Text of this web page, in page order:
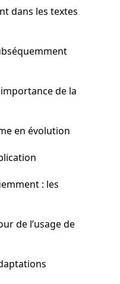
dans les textes
de la
en évolution
: les
de l’usage de